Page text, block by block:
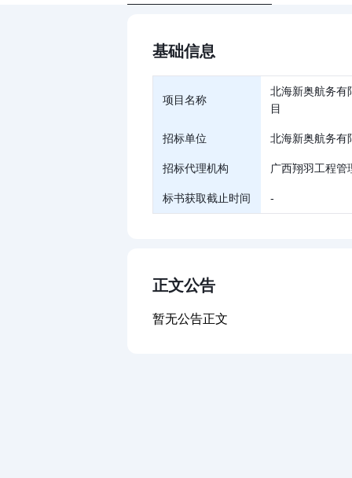
基础信息
项目名称
北海新奥航务有
目
招标单位 北海新奥航务有
招标代理机构 广西翔羽工程管
标书获取截止时间 -
正文公告
暂无公告正文